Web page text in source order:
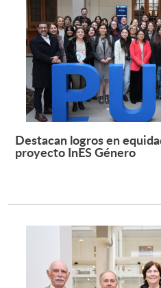
Destacan logros en
proyecto InES Género